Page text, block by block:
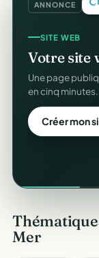
ANNONCE
SITE WEB
Votre site
Une page
en cinq
Créer mon
Mer